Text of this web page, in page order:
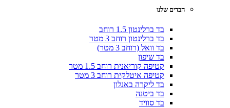
הבדים שלנו
בד ברלינטון 1.5 רוחב
בד ברלינטון רוחב 3 מטר
בד וואל (רוחב 3 מטר)
בד שיפון
קטיפה קוריאנית רוחב 1.5 מטר
קטיפה איטלקית רוחב 3 מטר
בד ליקרה באנלון
בד ביטנה
בד סוויד